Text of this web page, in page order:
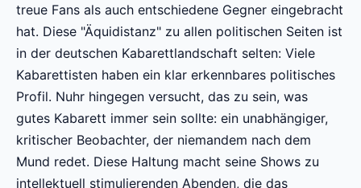
treue Fans als auch entschiedene Gegner eingebracht
hat. Diese "Äquidistanz" zu allen politischen Seiten ist
in der deutschen Kabarettlandschaft selten: Viele
Kabarettisten haben ein klar erkennbares politisches
Profil. Nuhr hingegen versucht, das zu sein, was
gutes Kabarett immer sein sollte: ein unabhängiger,
kritischer Beobachter, der niemandem nach dem
Mund redet. Diese Haltung macht seine Shows zu
intellektuell stimulierenden Abenden, die das